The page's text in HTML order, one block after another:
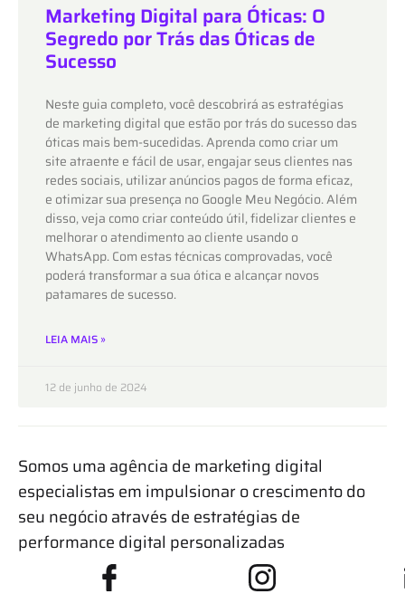
Marketing Digital para Óticas: O
Segredo por Trás das Óticas de
Sucesso
Neste guia completo, você descobrirá as estratégias
de marketing digital que estão por trás do sucesso das
óticas mais bem-sucedidas. Aprenda como criar um
site atraente e fácil de usar, engajar seus clientes nas
redes sociais, utilizar anúncios pagos de forma eficaz,
e otimizar sua presença no Google Meu Negócio. Além
disso, veja como criar conteúdo útil, fidelizar clientes e
melhorar o atendimento ao cliente usando o
WhatsApp. Com estas técnicas comprovadas, você
poderá transformar a sua ótica e alcançar novos
patamares de sucesso.
LEIA MAIS »
12 de junho de 2024
Somos uma agência de marketing digital
especialistas em impulsionar o crescimento do
seu negócio através de estratégias de
performance digital personalizadas